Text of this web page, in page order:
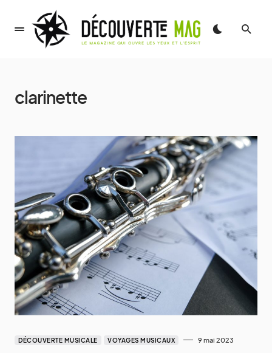
clarinette
DÉCOUVERTE MUSICALE VOYAGES MUSICAUX 9 mai 2023